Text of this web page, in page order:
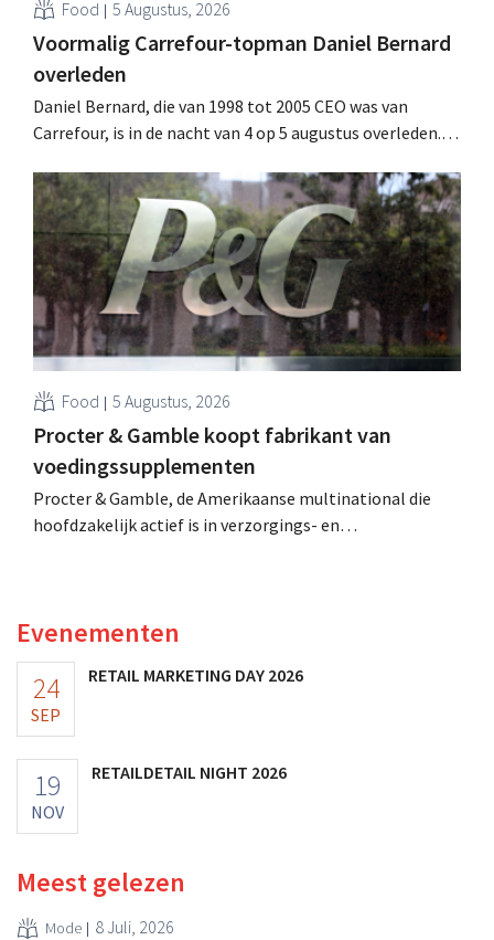
Food 5 Augustus, 2026
Voormalig Carrefour-topman Daniel Bernard
overleden
Daniel Bernard, die van 1998 tot 2005 CEO was van
Carrefour, is in de nacht van 4 op 5 augustus overleden.
retailer, realiseerde de fusie met Promodès en nam
toenmalig Belgisch marktleider GB over.
Food 5 Augustus, 2026
Procter & Gamble koopt fabrikant van
voedingssupplementen
Procter & Gamble, de Amerikaanse multinational die
hoofdzakelijk actief is in verzorgings- en
Evenementen
24
SEP
RETAIL MARKETING DAY 2026
19
NOV
RETAILDETAIL NIGHT 2026
Meest gelezen
Mode 8 Juli, 2026